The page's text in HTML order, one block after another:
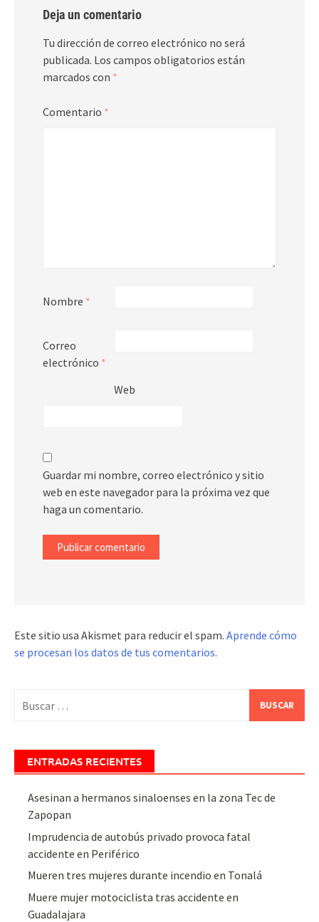
Deja un comentario
Tu dirección de correo electrónico no será
publicada. Los campos obligatorios están
marcados con *
Comentario *
Nombre *
Correo
electrónico *
Web
Guardar mi nombre, correo electrónico y sitio
web en este navegador para la próxima vez que
haga un comentario.
Este sitio usa Akismet para reducir el spam. Aprende cómo
se procesan los datos de tus comentarios.
ENTRADAS RECIENTES
Asesinan a hermanos sinaloenses en la zona Tec de
Zapopan
Imprudencia de autobús privado provoca fatal
accidente en Periférico
Mueren tres mujeres durante incendio en Tonalá
Muere mujer motociclista tras accidente en
Guadalajara